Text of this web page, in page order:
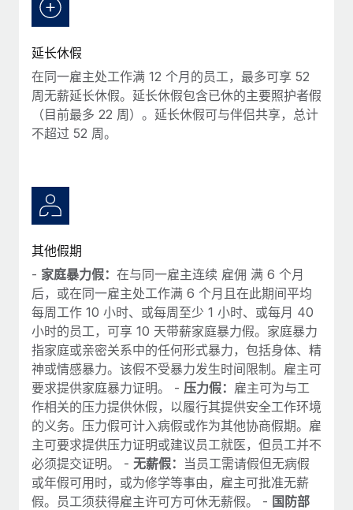
延长休假
在同一雇主处工作满 12 个月的员工，最多可享 52
周无薪延长休假。延长休假包含已休的主要照护者假
（目前最多 22 周）。延长休假可与伴侣共享，总计
不超过 52 周。
其他假期
- 家庭暴力假： 在与同一雇主连续 雇佣 满 6 个月
后，或在同一雇主处工作满 6 个月且在此期间平均
每周工作 10 小时、或每周至少 1 小时、或每月 40
小时的员工，可享 10 天带薪家庭暴力假。家庭暴力
指家庭或亲密关系中的任何形式暴力，包括身体、精
神或情感暴力。该假不受暴力发生时间限制。雇主可
要求提供家庭暴力证明。 - 压力假： 雇主可为与工
作相关的压力提供休假，以履行其提供安全工作环境
的义务。压力假可计入病假或作为其他协商假期。雇
主可要求提供压力证明或建议员工就医，但员工并不
必须提交证明。 - 无薪假： 当员工需请假但无病假
或年假可用时，或为修学等事由，雇主可批准无薪
假。员工须获得雇主许可方可休无薪假。 - 国防部